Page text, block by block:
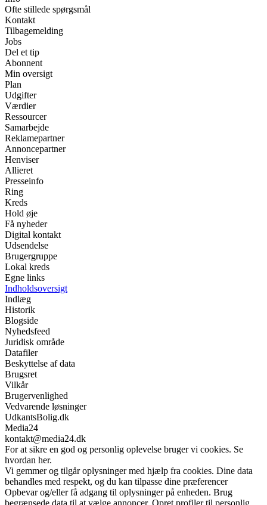
Ofte stillede spørgsmål
Kontakt
Tilbagemelding
Jobs
Del et tip
Abonnent
Min oversigt
Plan
Udgifter
Værdier
Ressourcer
Samarbejde
Reklamepartner
Annoncepartner
Henviser
Allieret
Presseinfo
Ring
Kreds
Hold øje
Få nyheder
Digital kontakt
Udsendelse
Brugergruppe
Lokal kreds
Egne links
Indholdsoversigt
Indlæg
Historik
Blogside
Nyhedsfeed
Juridisk område
Datafiler
Beskyttelse af data
Brugsret
Vilkår
Brugervenlighed
Vedvarende løsninger
UdkantsBolig.dk
Media24
kontakt@media24.dk
For at sikre en god og personlig oplevelse bruger vi cookies. Se
hvordan her.
Vi gemmer og tilgår oplysninger med hjælp fra cookies. Dine data
behandles med respekt, og du kan tilpasse dine præferencer
Opbevar og/eller få adgang til oplysninger på enheden. Brug